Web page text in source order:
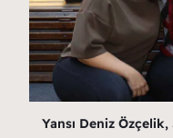
Yansı Deniz